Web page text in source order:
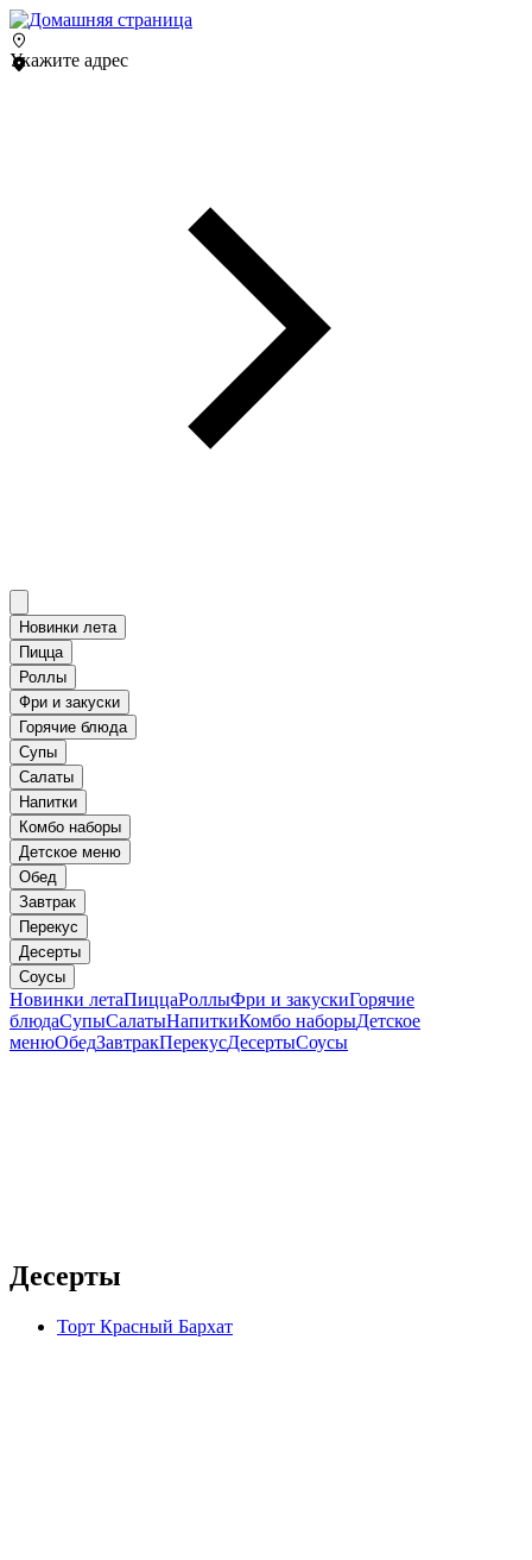
Укажите адрес
Новинки лета
Пицца
Роллы
Фри и закуски
Горячие блюда
Супы
Салаты
Напитки
Комбо наборы
Детское меню
Обед
Завтрак
Перекус
Десерты
Соусы
Новинки летаПиццаРоллыФри и закускиГорячие
блюдаСупыСалатыНапиткиКомбо наборыДетское
менюОбедЗавтракПерекусДесертыСоусы
Десерты
Торт Красный Бархат